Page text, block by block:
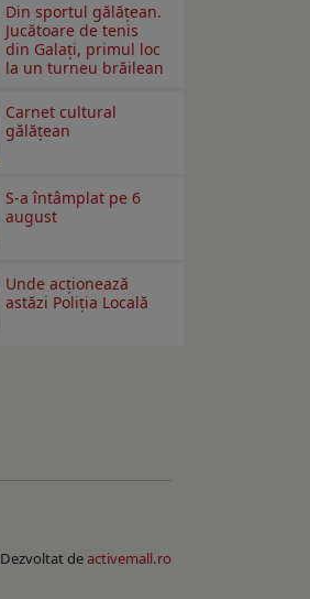
Din sportul gălățean.
Jucătoare de tenis
din Galați, primul loc
la un turneu brăilean
Carnet cultural
gălăţean
S-a întâmplat pe 6
august
Unde acționează
astăzi Poliția Locală
Dezvoltat deactivemall.ro